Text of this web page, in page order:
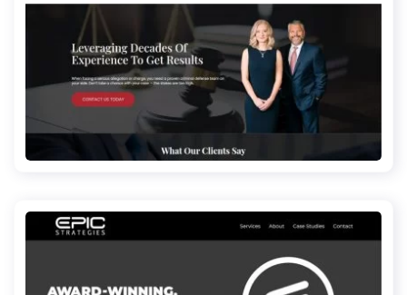
entrapped.com